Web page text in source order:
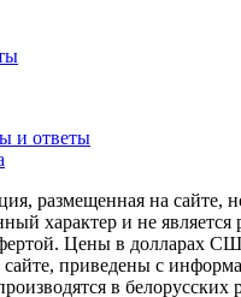
и ответы
размещенная на сайте,
характер и не является
Цены в долларах
сайте, приведены с
в белорусских